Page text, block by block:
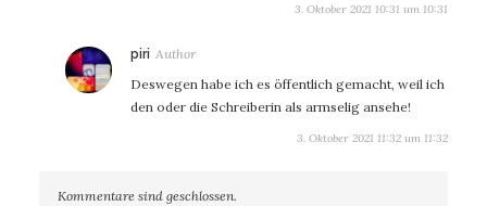
3. Oktober 2021 10:31 um 10:31
piri sagt:
Deswegen habe ich es öffentlich gemacht, weil ich
den oder die Schreiberin als armselig ansehe!
3. Oktober 2021 11:32 um 11:32
Kommentare sind geschlossen.